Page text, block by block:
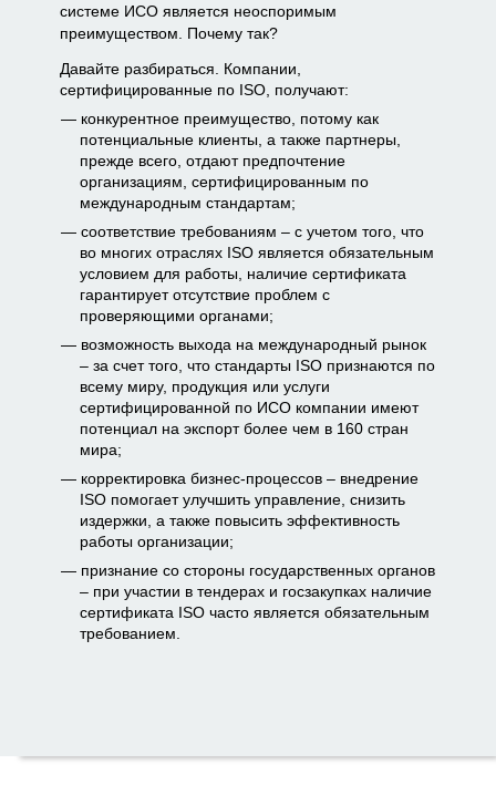
системе ИСО является неоспоримым
преимуществом. Почему так?
Давайте разбираться. Компании,
сертифицированные по ISO, получают:
конкурентное преимущество, потому как
потенциальные клиенты, а также партнеры,
прежде всего, отдают предпочтение
организациям, сертифицированным по
международным стандартам;
соответствие требованиям – с учетом того, что
во многих отраслях ISO является обязательным
условием для работы, наличие сертификата
гарантирует отсутствие проблем с
проверяющими органами;
возможность выхода на международный рынок
– за счет того, что стандарты ISO признаются по
всему миру, продукция или услуги
сертифицированной по ИСО компании имеют
потенциал на экспорт более чем в 160 стран
мира;
корректировка бизнес-процессов – внедрение
ISO помогает улучшить управление, снизить
издержки, а также повысить эффективность
работы организации;
признание со стороны государственных органов
– при участии в тендерах и госзакупках наличие
сертификата ISO часто является обязательным
требованием.